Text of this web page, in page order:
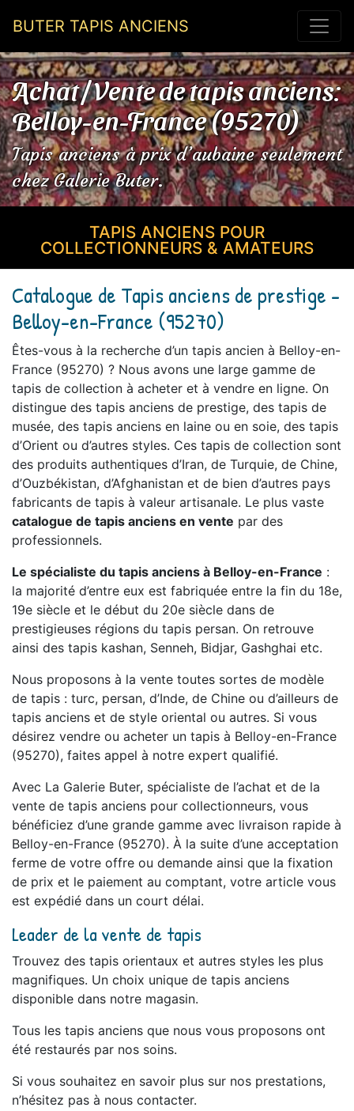
BUTER TAPIS ANCIENS
Achat / Vente de tapis anciens:
Belloy-en-France (95270)
Tapis anciens à prix d’aubaine seulement
chez Galerie Buter.
TAPIS ANCIENS POUR
COLLECTIONNEURS & AMATEURS
Catalogue de Tapis anciens de prestige -
Belloy-en-France (95270)
Êtes-vous à la recherche d’un tapis ancien à Belloy-en-
France (95270) ? Nous avons une large gamme de
tapis de collection à acheter et à vendre en ligne. On
distingue des tapis anciens de prestige, des tapis de
musée, des tapis anciens en laine ou en soie, des tapis
d’Orient ou d’autres styles. Ces tapis de collection sont
des produits authentiques d’Iran, de Turquie, de Chine,
d’Ouzbékistan, d’Afghanistan et de bien d’autres pays
fabricants de tapis à valeur artisanale. Le plus vaste
catalogue de tapis anciens en vente par des
professionnels.
Le spécialiste du tapis anciens à Belloy-en-France :
la majorité d’entre eux est fabriquée entre la fin du 18e,
19e siècle et le début du 20e siècle dans de
prestigieuses régions du tapis persan. On retrouve
ainsi des tapis kashan, Senneh, Bidjar, Gashghai etc.
Nous proposons à la vente toutes sortes de modèle
de tapis : turc, persan, d’Inde, de Chine ou d’ailleurs de
tapis anciens et de style oriental ou autres. Si vous
désirez vendre ou acheter un tapis à Belloy-en-France
(95270), faites appel à notre expert qualifié.
Avec La Galerie Buter, spécialiste de l’achat et de la
vente de tapis anciens pour collectionneurs, vous
bénéficiez d’une grande gamme avec livraison rapide à
Belloy-en-France (95270). À la suite d’une acceptation
ferme de votre offre ou demande ainsi que la fixation
de prix et le paiement au comptant, votre article vous
est expédié dans un court délai.
Leader de la vente de tapis
Trouvez des tapis orientaux et autres styles les plus
magnifiques. Un choix unique de tapis anciens
disponible dans notre magasin.
Tous les tapis anciens que nous vous proposons ont
été restaurés par nos soins.
Si vous souhaitez en savoir plus sur nos prestations,
n’hésitez pas à nous contacter.